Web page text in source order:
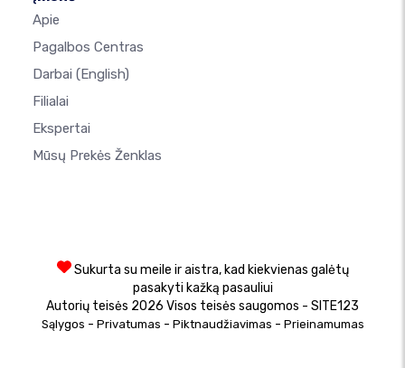
Apie
Pagalbos Centras
Darbai (English)
Filialai
Ekspertai
Mūsų Prekės Ženklas
Sukurta su meile ir aistra, kad kiekvienas galėtų
pasakyti kažką pasauliui
Autorių teisės 2026 Visos teisės saugomos - SITE123
Sąlygos - Privatumas - Piktnaudžiavimas - Prieinamumas